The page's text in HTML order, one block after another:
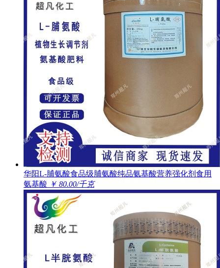
华阳L-脯氨酸食品级脯氨酸纯品氨基酸营养强化剂食用
氨基酸 ￥ 80.00/千克